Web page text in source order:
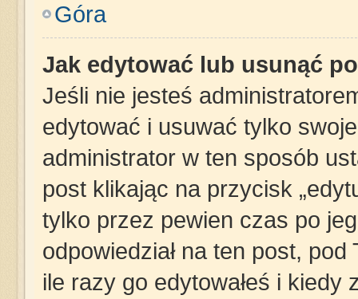
Góra
Jak edytować lub usunąć
Jeśli nie jesteś
edytować i usuwać tylko
administrator w ten sposób
post klikając na przycisk
tylko przez pewien czas po
odpowiedział na ten post,
ile razy go edytowałeś i kiedy